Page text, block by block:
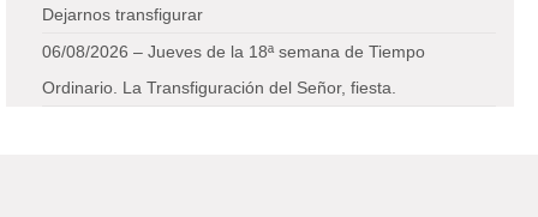
Dejarnos transfigurar
06/08/2026 – Jueves de la 18ª semana de Tiempo
Ordinario. La Transfiguración del Señor, fiesta.